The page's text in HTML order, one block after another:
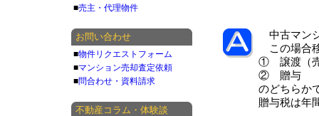
中古マン
この場合
① 譲渡（
② 贈与
のどちらか
贈与税は年
■売主・代理物件
お問い合わせ
■物件リクエストフォーム
■マンション売却査定依頼
■問合わせ・資料請求
不動産コラム・体験談